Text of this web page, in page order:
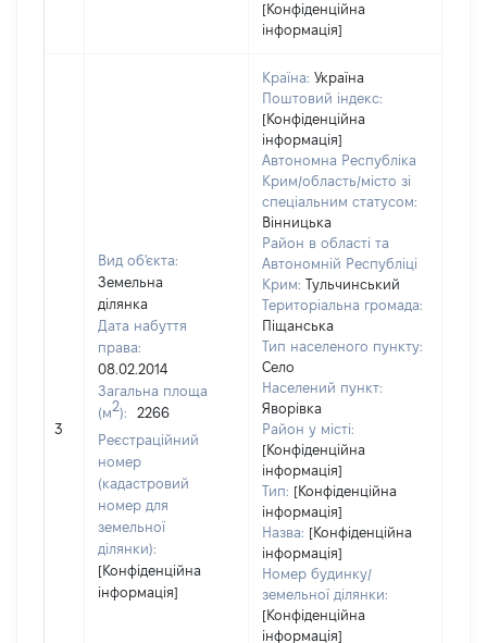
[Конфіденційна
інформація]
3
Вид об'єкта:
Земельна
ділянка
Дата набуття
права:
08.02.2014
Загальна площа
(м2):
2266
Реєстраційний
номер
(кадастровий
номер для
земельної
ділянки):
[Конфіденційна
інформація]
Країна: Україна
Поштовий індекс:
[Конфіденційна
інформація]
Автономна Республіка
Крим/область/місто зі
спеціальним статусом:
Вінницька
Район в області та
Автономній Республіці
Крим: Тульчинський
Територіальна громада:
Піщанська
Тип населеного пункту:
Село
Населений пункт:
Яворівка
Район у місті:
[Конфіденційна
інформація]
Тип: [Конфіденційна
інформація]
Назва: [Конфіденційна
інформація]
Номер будинку/
земельної ділянки:
[Конфіденційна
інформація]